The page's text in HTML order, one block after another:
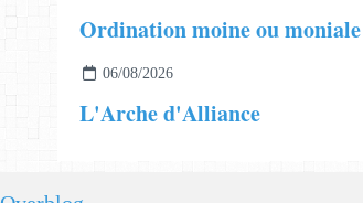
Ordination moine ou moniale
06/08/2026
L'Arche d'Alliance